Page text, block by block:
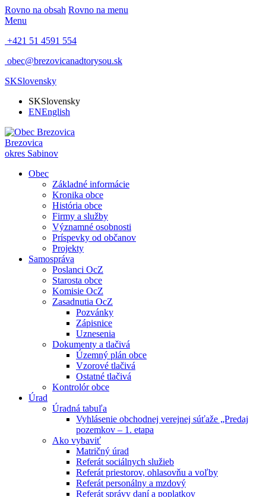
Rovno na obsah Rovno na menu
Menu
+421 51 4591 554
obec@brezovicanadtorysou.sk
SKSlovensky
SKSlovensky
ENEnglish
Brezovica
okres Sabinov
Obec
Základné informácie
Kronika obce
História obce
Firmy a služby
Významné osobnosti
Príspevky od občanov
Projekty
Samospráva
Poslanci OcZ
Starosta obce
Komisie OcZ
Zasadnutia OcZ
Pozvánky
Zápisnice
Uznesenia
Dokumenty a tlačivá
Územný plán obce
Vzorové tlačivá
Ostatné tlačivá
Kontrolór obce
Úrad
Úradná tabuľa
Vyhlásenie obchodnej verejnej súťaže „Predaj
pozemkov – 1. etapa
Ako vybaviť
Matričný úrad
Referát sociálnych služieb
Referát priestorov, ohlasovňu a voľby
Referát personálny a mzdový
Referát správy daní a poplatkov